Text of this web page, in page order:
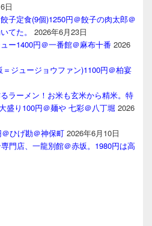
日
子定食(9個)1250円＠餃子の肉太郎＠
てた。
2026年6月23日
ー1400円＠一番館＠麻布十番 2026
ジュージョウファン)1100円＠柏宴
ラーメン！お米も玄米から精米。特
盛り100円＠麺や 七彩＠八丁堀 2026
ひげ勘＠神保町 2026年6月10日
門店、一龍別館＠赤坂。1980円は高